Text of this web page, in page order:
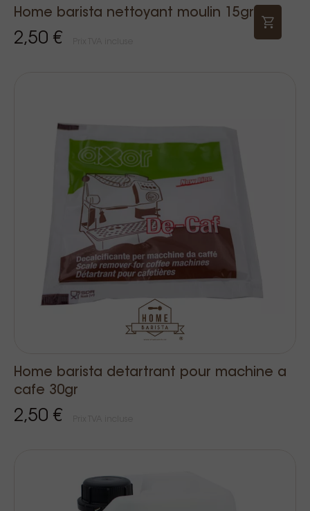
Home barista nettoyant moulin 15gr
2,50 €
Home barista detartrant pour machine a
cafe 30gr
2,50 €